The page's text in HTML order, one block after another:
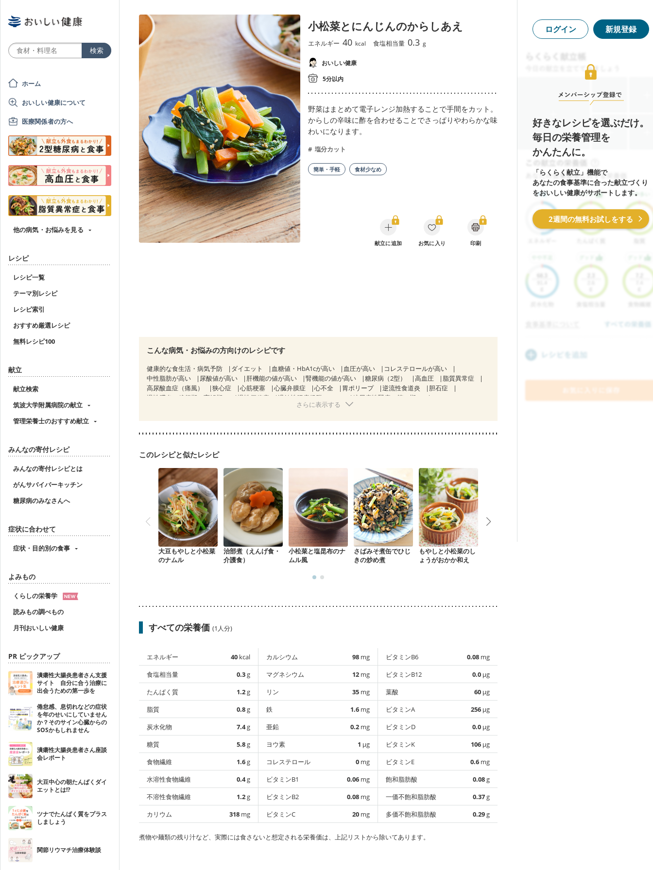
ホーム
おいしい健康について
医療関係者の方へ
他の病気・お悩みを見る
レシピ
レシピ一覧
テーマ別レシピ
レシピ索引
おすすめ厳選レシピ
無料レシピ100
献立
献立検索
筑波大学附属病院の献立
管理栄養士のおすすめ献立
みんなの寄付レシピ
みんなの寄付レシピとは
がんサバイバーキッチン
糖尿病のみなさんへ
症状に合わせて
症状・目的別の食事
よみもの
くらしの栄養学
読みもの調べもの
月刊おいしい健康
PR ピックアップ
潰瘍性大腸炎患者さん支援
サイト 自分に合う治療に
出会うための第一歩を
倦怠感、息切れなどの症状
を年のせいにしていません
か？そのサイン心臓からの
SOSかもしれません
潰瘍性大腸炎患者さん座談
会レポート
大豆中心の朝たんぱくダイ
エットとは!?
ツナでたんぱく質をプラス
しましょう
関節リウマチ治療体験談
小松菜とにんじんのからしあえ
エネルギー 40 kcal 食塩相当量 0.3 g
おいしい健康
5分以内
野菜はまとめて電子レンジ加熱することで手間をカット。
からしの辛味に酢を合わせることでさっぱりやわらかな味
わいになります。
塩分カット
簡単・手軽 食材少なめ
献立に追加 お気に入り 印刷
こんな病気・お悩みの方向けのレシピです
健康的な食生活・病気予防 ダイエット 血糖値・HbA1cが高い 血圧が高い
コレステロールが高い
中性脂肪が高い
尿酸値が高い 肝機能の値が高い 腎機能の値が高い 糖尿病（2型） 高血圧
脂質異常症
高尿酸血症（痛風）
狭心症 心筋梗塞 心臓弁膜症 心不全 胃ポリープ 逆流性食道炎
胆石症
慢性膵炎（移行期・寛解期）
慢性便秘症 過敏性腸症候群（IBS）
糖尿病性腎症（第１期）
CKD（ステージ１）
骨粗しょう症
関節リウマチ 貧血対策 ニキビ・肌荒れ 妊活中 更年期
さらに表示する
このレシピと似たレシピ
大豆もやしと小松菜
のナムル
治部煮（えんげ食・
介護食）
小松菜と塩昆布のナ
ムル風
さばみそ煮缶でひじ
きの炒め煮
もやしと小松菜のし
ょうがおかか和え
すべての栄養価 (1人分)
エネルギー 40 kcal
食塩相当量
0.3g
たんぱく質
1.2g
脂質
0.8g
炭水化物
7.4g
糖質
5.8g
食物繊維
1.6g
水溶性食物繊維
0.4g
不溶性食物繊維
1.2g
カリウム
318 mg
カルシウム 98 mg
マグネシウム
12 mg
リン
35 mg
鉄
1.6 mg
亜鉛
0.2 mg
ヨウ素
1 µg
コレステロール
0 mg
ビタミンB1
0.06 mg
ビタミンB2
0.08 mg
ビタミンC
20 mg
ビタミンB6 0.08 mg
ビタミンB12
0.0 µg
葉酸
60 µg
ビタミンA
256 µg
ビタミンD
0.0 µg
ビタミンK
106 µg
ビタミンE
0.6 mg
飽和脂肪酸
0.08g
一価不飽和脂肪酸
0.37g
多価不飽和脂肪酸
0.29g
煮物や麺類の残り汁など、実際には食さないと想定される栄養価は、上記リストから除いてあります。
ログイン 新規登録
好きなレシピを選ぶだけ。
毎日の栄養管理を
かんたんに。
「らくらく献立」機能で
あなたの食事基準に合った献立づくり
をおいしい健康がサポートします。
2週間の無料お試しをする